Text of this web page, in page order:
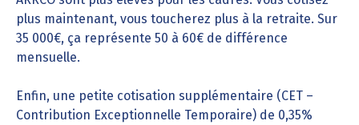
plus maintenant, vous toucherez plus à la retraite. Sur
35 000€, ça représente 50 à 60€ de différence
mensuelle.
Enfin, une petite cotisation supplémentaire (CET –
Contribution Exceptionnelle Temporaire) de 0,35%